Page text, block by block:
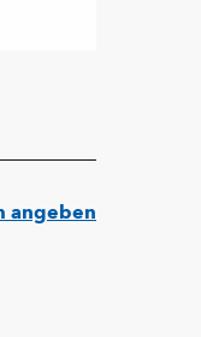
angeben